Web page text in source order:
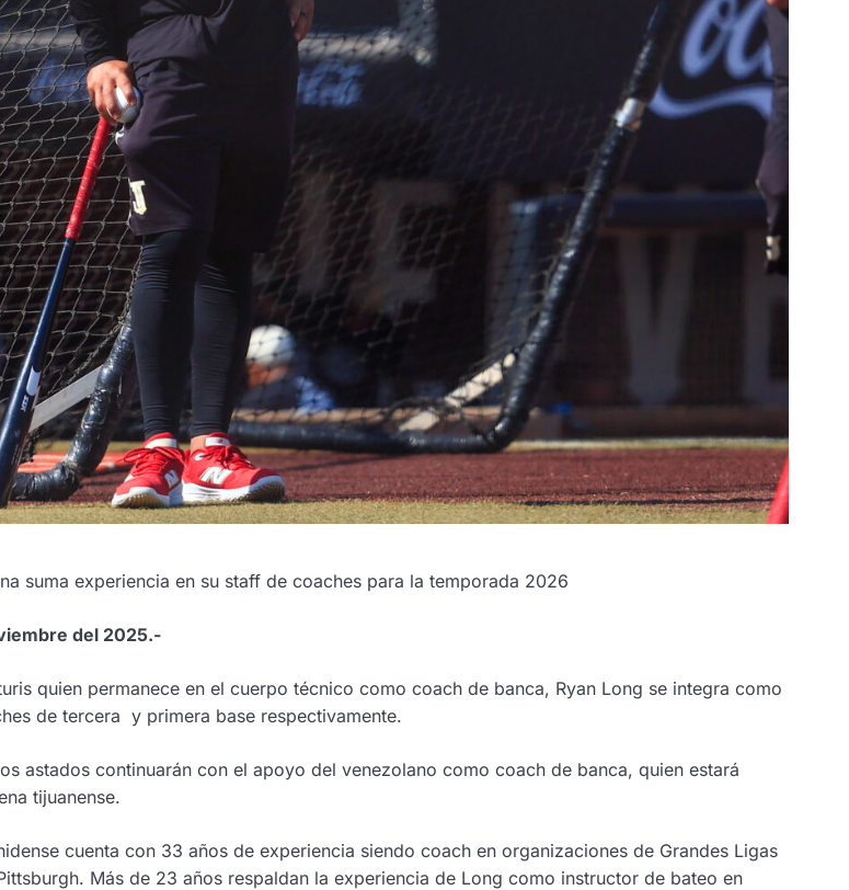
suma experiencia en su staff de coaches para la temporada 2026
del 2025.-
quien permanece en el cuerpo técnico como coach de banca, Ryan Long se integra como
de tercera y primera base respectivamente.
astados continuarán con el apoyo del venezolano como coach de banca, quien estará
tijuanense.
cuenta con 33 años de experiencia siendo coach en organizaciones de Grandes Ligas
Más de 23 años respaldan la experiencia de Long como instructor de bateo en